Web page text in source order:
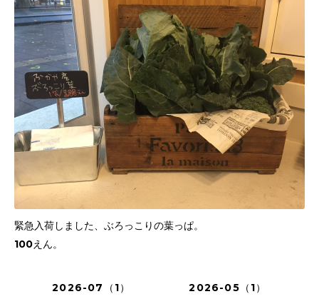
緊急入荷しました、ぶろっこりの葉っぱ。
100えん。
2026-07（1）
2026-05（1）